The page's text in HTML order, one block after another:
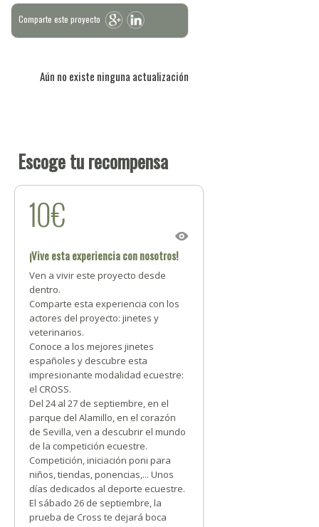
Comparte este proyecto
Aún no existe ninguna actualización
Escoge tu recompensa
10€
¡Vive esta experiencia con nosotros!
Ven a vivir este proyecto desde
dentro.
Comparte esta experiencia con los
actores del proyecto: jinetes y
veterinarios.
Conoce a los mejores jinetes
españoles y descubre esta
impresionante modalidad ecuestre:
el CROSS.
Del 24 al 27 de septiembre, en el
parque del Alamillo, en el corazón
de Sevilla, ven a descubrir el mundo
de la competición ecuestre.
Competición, iniciación poni para
niños, tiendas, ponencias,... Unos
días dedicados al deporte ecuestre.
El sábado 26 de septiembre, la
prueba de Cross te dejará boca